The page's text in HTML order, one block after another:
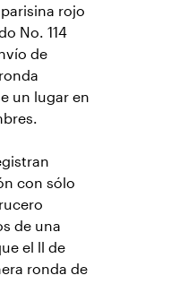
rojo
No. 114
de
un lugar en
con sólo
de una
el ll de
ronda de